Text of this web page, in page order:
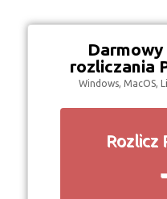
rozliczania
Windows, MacOS,
Rozlicz